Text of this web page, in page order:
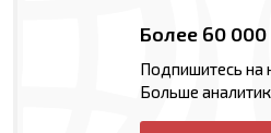
Более 60
Подпишитесь на
Больше